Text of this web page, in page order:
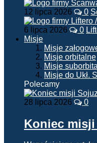
12 lipca 2026 0
6 lipca 2026 0
Misje
Misje
Misje orbitalne
Misje
Misje do Ukł.
Polecamy
28 lipca 2026 0
Koniec misji